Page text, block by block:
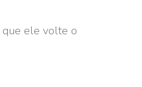
que ele volte o